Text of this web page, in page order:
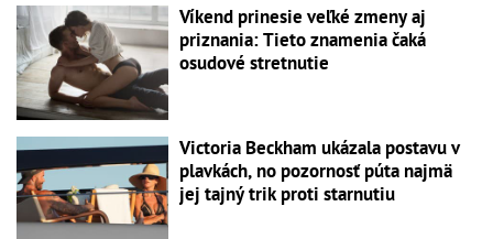
Víkend prinesie veľké zmeny aj
priznania: Tieto znamenia čaká
osudové stretnutie
Victoria Beckham ukázala postavu v
plavkách, no pozornosť púta najmä
jej tajný trik proti starnutiu